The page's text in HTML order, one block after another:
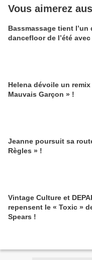
Vous aimerez
Bassmassage tient l’un
dancefloor de l’été
Helena dévoile un
Mauvais Garçon » !
Jeanne poursuit sa
Règles » !
Vintage Culture et
repensent le « Toxic »
Spears !